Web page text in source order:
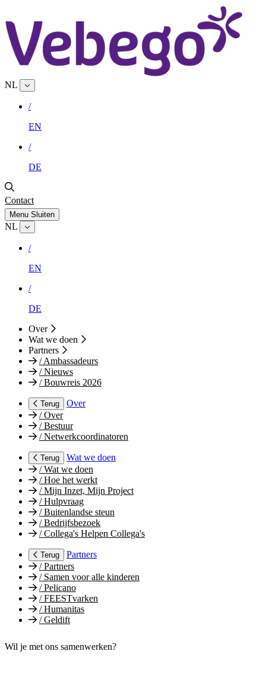
NL
/
EN
/
DE
Contact
Menu Sluiten
NL
/
EN
/
DE
Over
Wat we doen
Partners
/Ambassadeurs
/Nieuws
/Bouwreis 2026
Terug
Over
/Over
/Bestuur
/Netwerkcoordinatoren
Terug
Wat we doen
/Wat we doen
/Hoe het werkt
/Mijn Inzet, Mijn Project
/Hulpvraag
/Buitenlandse steun
/Bedrijfsbezoek
/Collega's Helpen Collega's
Terug
Partners
/Partners
/Samen voor alle kinderen
/Pelicano
/FEESTvarken
/Humanitas
/Geldift
Wil je met ons samenwerken?